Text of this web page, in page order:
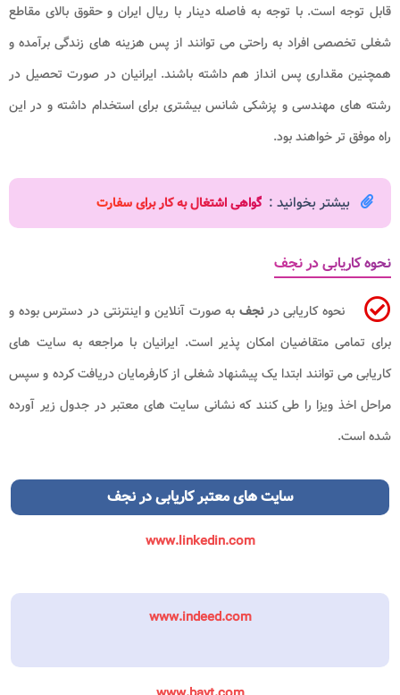
قابل توجه است. با توجه به فاصله دینار با ریال ایران و حقوق بالای مقاطع
شغلی تخصصی افراد به راحتی می توانند از پس هزینه های زندگی برآمده و
همچنین مقداری پس انداز هم داشته باشند. ایرانیان در صورت تحصیل در
رشته های مهندسی و پزشکی شانس بیشتری برای استخدام داشته و در این
راه موفق تر خواهند بود.
بیشتر بخوانید : گواهی اشتغال به کار برای سفارت
نحوه کاریابی در نجف
نحوه کاریابی درنجف به صورت آنلاین و اینترنتی در دسترس بوده و
برای تمامی متقاضیان امکان پذیر است. ایرانیان با مراجعه به سایت های
کاریابی می توانند ابتدا یک پیشنهاد شغلی از کارفرمایان دریافت کرده و سپس
مراحل اخذ ویزا را طی کنند که نشانی سایت های معتبر در جدول زیر آورده
شده است.
سایت های معتبر کاریابی در نجف
www.linkedin.com
www.indeed.com